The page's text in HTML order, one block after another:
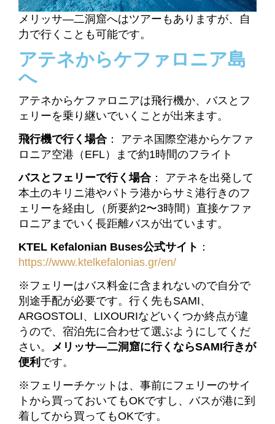
メリッサ―二洞窟へはツアーもありますが、自
力で行くことも可能です。
アテネからケファロニア島
へ
アテネからケファロニアは飛行機か、バスとフ
ェリーを乗り継いでいくことが出来ます。
飛行機で行く場合 ： アテネ国際空港からケファ
ロニア空港（EFL）まで約1時間のフライト
バスとフェリーで行く場合 ： アテネを出発して
本土のキリニ港やパトラ港からサミ港行きのフ
ェリーを経由し（所要約2〜3時間）直接ケファ
ロニアまでいく長距離バスが出ています。
KTEL Kefalonian Buses公式サイト ：
https://www.ktelkefalonias.gr/en/
※フェリーはバス料金に含まれないので自分で
別途手配が必要です。行く先もSAMI、
ARGOSTOLI、 LIXOURIなどいくつか終点が違
うので、宿泊先に合わせて選ぶようにしてくだ
さい。 メリッサ―二洞窟に行くならSAMI行きが
便利 です。
※フェリーチケットは、事前にフェリーのサイ
トから買っておいてもOKですし、バスが港に到
着してから買ってもOKです。